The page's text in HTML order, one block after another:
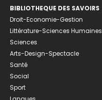
BIBLIOTHEQUE DES SAVOIRS
Droit-Economie-Gestion
Littérature-Sciences Humaines
Sciences
Arts-Design-Spectacle
Santé
Social
Sport